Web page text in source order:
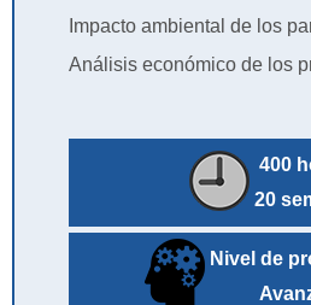
Impacto ambiental de los
Análisis económico de los
400
20
Nivel de